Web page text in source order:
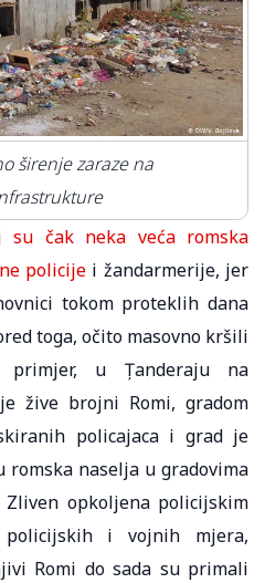
širenje zaraze na
čak neka veća romska
policije i žandarmerije, jer
tokom proteklih dana
toga, očito masovno kršili
primjer, u Țanderaju na
žive brojni Romi, gradom
policajaca i grad je
naselja u gradovima
Zliven opkoljena policijskim
policijskih i vojnih mjera,
Romi do sada su primali